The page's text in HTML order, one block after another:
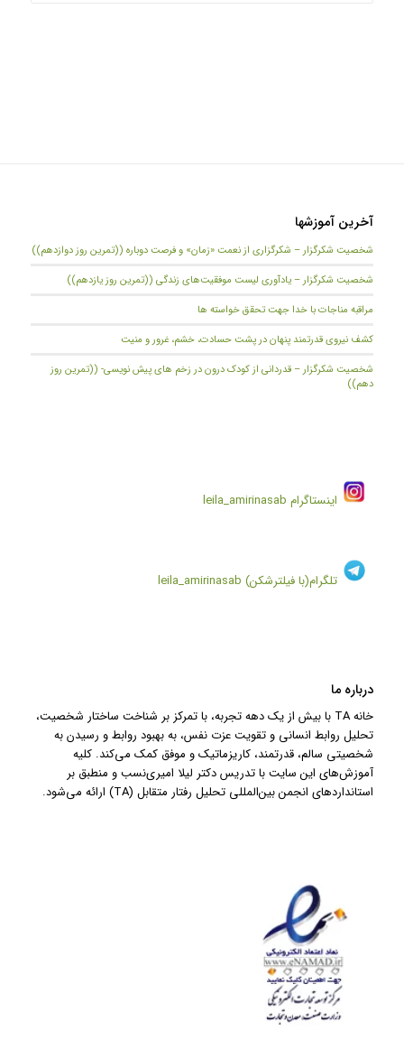
آخرین آموزشها
شخصیت شکرگزار – شکرگزاری از نعمت «زمان» و فرصت دوباره ((تمرین روز دوازدهم))
شخصیت شکرگزار – یادآوری لیست موفقیت‌های زندگی ((تمرین روز یازدهم))
مراقبه مناجات با خدا جهت تحقق خواسته ها
کشف نیروی قدرتمند پنهان در پشت حسادت، خشم، غرور و منیت
شخصیت شکرگزار – قدردانی از کودک درون در زخم های پیش نویسی- ((تمرین روز
دهم))
اینستاگرام leila_amirinasab
تلگرام(با فیلترشکن) leila_amirinasab
درباره ما
خانه TA با بیش از یک دهه تجربه، با تمرکز بر شناخت ساختار شخصیت،
تحلیل روابط انسانی و تقویت عزت نفس، به بهبود روابط و رسیدن به
شخصیتی سالم، قدرتمند، کاریزماتیک و موفق کمک می‌کند. کلیه
آموزش‌های این سایت با تدریس دکتر لیلا امیری‌نسب و منطبق بر
استانداردهای انجمن بین‌المللی تحلیل رفتار متقابل (TA) ارائه می‌شود.